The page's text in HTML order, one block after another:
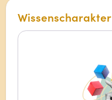
Wissenscharakter